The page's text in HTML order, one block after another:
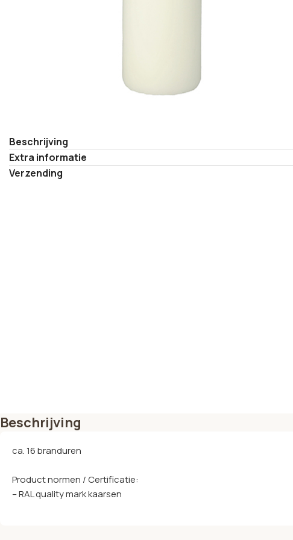
Beschrijving
Extra informatie
Verzending
Beschrijving
ca. 16 branduren
Product normen / Certificatie:
– RAL quality mark kaarsen